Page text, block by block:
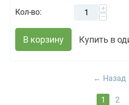
Кол-во:
+
−
В корзину Купить в
Назад
1 2